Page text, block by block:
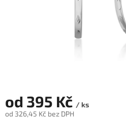
od 395 Kč / ks
od 326,45 Kč bez DPH